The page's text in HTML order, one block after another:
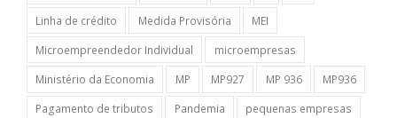
Linha de crédito
Medida Provisória
MEI
Microempreendedor Individual
microempresas
Ministério da Economia
MP MP927 MP 936
MP936
Pagamento de tributos
Pandemia
pequenas empresas